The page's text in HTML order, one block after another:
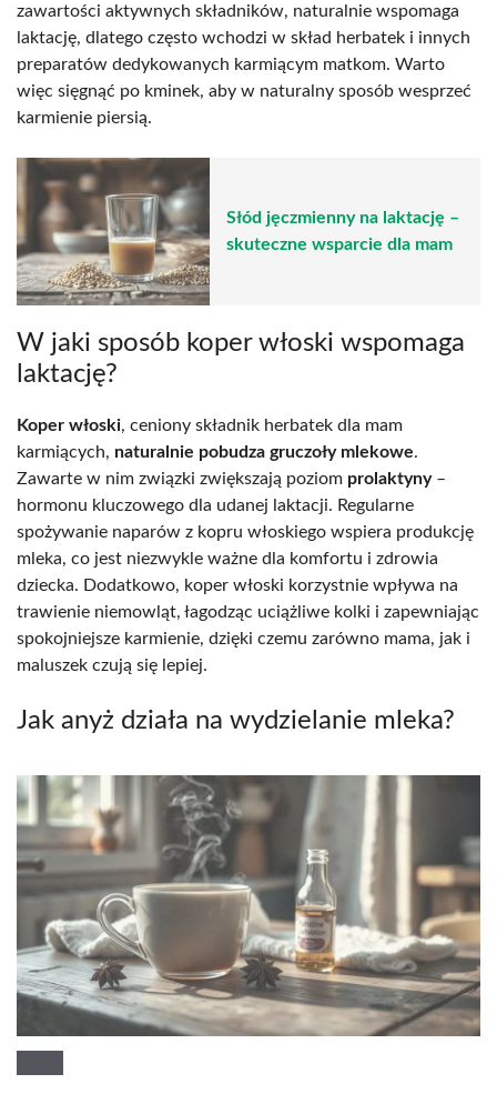
zawartości aktywnych składników, naturalnie wspomaga
laktację, dlatego często wchodzi w skład herbatek i innych
preparatów dedykowanych karmiącym matkom. Warto
więc sięgnąć po kminek, aby w naturalny sposób wesprzeć
karmienie piersią.
Słód jęczmienny na laktację –
skuteczne wsparcie dla mam
W jaki sposób koper włoski wspomaga
laktację?
Koper włoski, ceniony składnik herbatek dla mam
karmiących, naturalnie pobudza gruczoły mlekowe.
Zawarte w nim związki zwiększają poziom prolaktyny–
hormonu kluczowego dla udanej laktacji. Regularne
spożywanie naparów z kopru włoskiego wspiera produkcję
mleka, co jest niezwykle ważne dla komfortu i zdrowia
dziecka. Dodatkowo, koper włoski korzystnie wpływa na
trawienie niemowląt, łagodząc uciążliwe kolki i zapewniając
spokojniejsze karmienie, dzięki czemu zarówno mama, jak i
maluszek czują się lepiej.
Jak anyż działa na wydzielanie mleka?